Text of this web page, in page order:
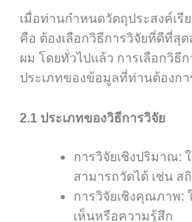
เมื่อท่านกำหนดวัตถุประสงค์เรี
คือ ต้องเลือกวิธีการวิจัยที่ดีที่สุ
ผม โดยทั่วไปแล้ว การเลือกวิธี
ประเภทของข้อมูลที่ท่านต้องก
2.1 ประเภทของวิธีการวิจัย
การวิจัยเชิงปริมาณ:
สามารถวัดได้ เช่น ส
การวิจัยเชิงคุณภาพ:
เห็นหรือความรู้สึก